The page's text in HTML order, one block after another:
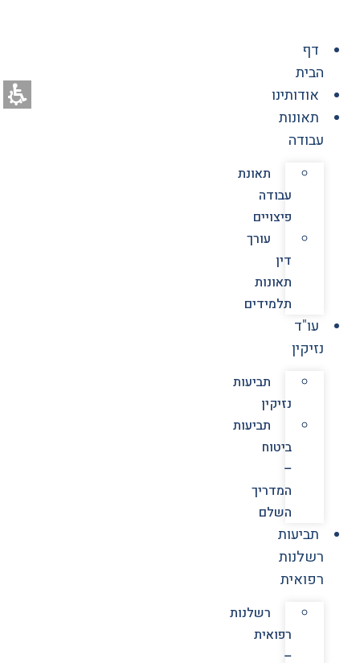
דף
הבית
אודותינו
תאונות
עבודה
תאונת
עבודה
פיצויים
עורך
דין
תאונות
תלמידים
עו"ד
נזיקין
תביעות
נזיקין
תביעות
ביטוח
–
המדריך
השלם
תביעות
רשלנות
רפואית
רשלנות
רפואית
–